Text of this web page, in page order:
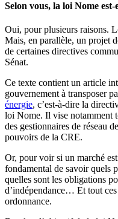
Selon vous, la loi Nome
Oui, pour plusieurs raisons.
Mais, en parallèle, un projet
de certaines directives
Sénat.
Ce texte contient un article
gouvernement à transposer
énergie, c’est-à-dire la
loi Nome. Il vise notamment
des gestionnaires de réseau
pouvoirs de la CRE.
Or, pour voir si un marché
fondamental de savoir quels
quelles sont les obligations
d’indépendance… Et tout
ordonnance.